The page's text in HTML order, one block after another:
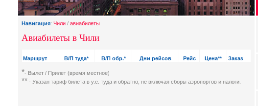
Навигация: Чили / авиабилеты
Авиабилеты в Чили
Маршрут В/П туда* В/П обр.* Дни рейсов Рейс Цена** Заказ
*- Вылет / Прилет (время местное)
** - Указан тариф билета в у.е. туда и обратно, не включая сборы аэропортов и налоги.